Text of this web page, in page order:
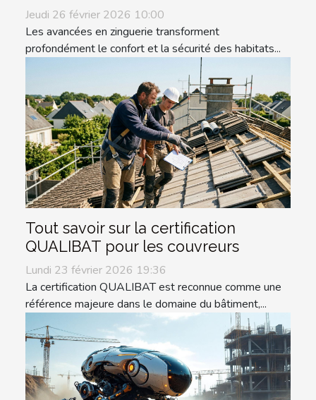
Jeudi 26 février 2026 10:00
Les avancées en zinguerie transforment
profondément le confort et la sécurité des habitats...
Tout savoir sur la certification
QUALIBAT pour les couvreurs
Lundi 23 février 2026 19:36
La certification QUALIBAT est reconnue comme une
référence majeure dans le domaine du bâtiment,...